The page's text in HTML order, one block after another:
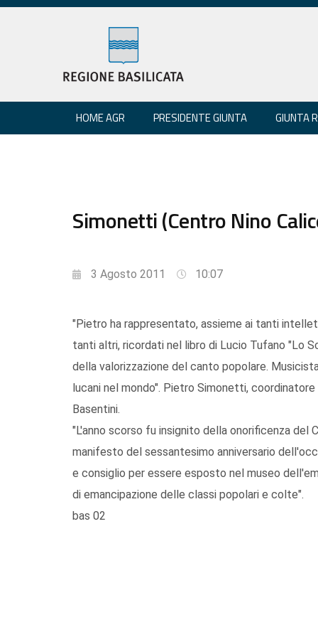
HOME AGR PRESIDENTE GIUNTA GIUNTA
Simonetti (Centro Nino
3 Agosto 2011 10:07
"Pietro ha rappresentato, assieme ai tanti
tanti altri, ricordati nel libro di Lucio Tufano "Lo
della valorizzazione del canto popolare.
lucani nel mondo". Pietro Simonetti,
Basentini.
"L'anno scorso fu insignito della onorificenza del
manifesto del sessantesimo anniversario
e consiglio per essere esposto nel museo
di emancipazione delle classi popolari e colte".
bas 02